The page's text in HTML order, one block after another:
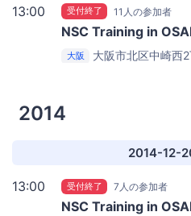
13:00 受付終了 11人の参加者
NSC Training in
大阪 大阪市北区中崎西
2014
2014-12-
13:00 受付終了 7人の参加者
NSC Training in